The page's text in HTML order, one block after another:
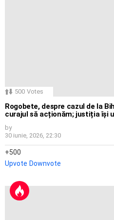
500 Votes
Rogobete, despre cazul de la
curajul să acționăm; justiția își
by
30 iunie, 2026, 22:30
500
Upvote Downvote